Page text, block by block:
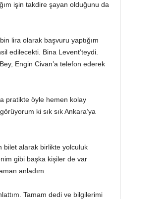
işin takdire şayan olduğunu da
lira olarak başvuru yaptığım
edilecekti. Bina Levent’teydi.
Engin Civan’a telefon ederek
pratikte öyle hemen kolay
ki sık sık Ankara’ya
bilet alarak birlikte yolculuk
gibi başka kişiler de var
anladım.
Tamam dedi ve bilgilerimi